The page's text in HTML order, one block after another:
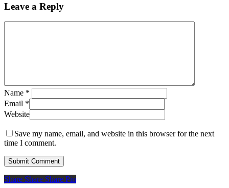
Leave a Reply
Name *
Email *
Website
Save my name, email, and website in this browser for the next
time I comment.
Share
Share Share Share Pin